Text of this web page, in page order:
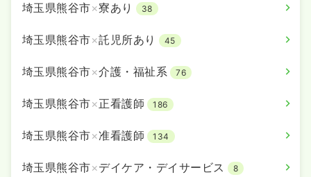
埼玉県熊谷市×寮あり 38
埼玉県熊谷市×託児所あり 45
埼玉県熊谷市×介護・福祉系 76
埼玉県熊谷市×正看護師 186
埼玉県熊谷市×准看護師 134
埼玉県熊谷市×デイケア・デイサービス 8